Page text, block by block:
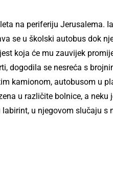
na periferiju Jerusalema.
se u školski autobus dok
koja će mu zauvijek
dogodila se nesreća s
kamionom, autobusom u
u različite bolnice, a neku
u njegovom slučaju s